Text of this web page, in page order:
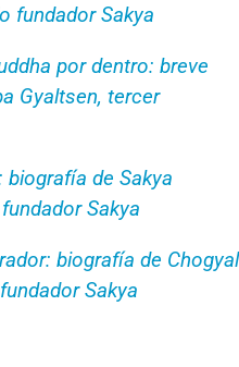
fundador Sakya
por dentro: breve
Gyaltsen, tercer
biografía de Sakya
Sakya
biografía de Chogyal
Sakya